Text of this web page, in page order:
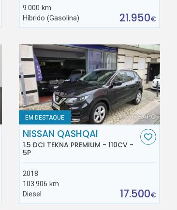
9.000 km
Híbrido (Gasolina)
21.950€
EM DESTAQUE
NISSAN QASHQAI
1.5 DCI TEKNA PREMIUM - 110CV -
5P
2018
103.906 km
Diesel
17.500€